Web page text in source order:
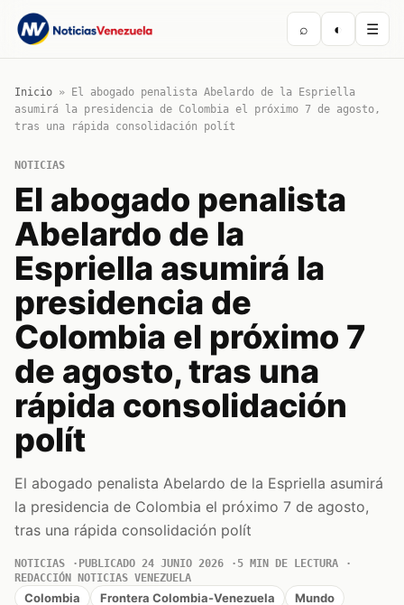
⌕ ◐ ☰
Inicio »
El abogado penalista Abelardo de la Espriella
asumirá la presidencia de Colombia el próximo 7 de agosto,
tras una rápida consolidación polít
NOTICIAS
El abogado penalista
Abelardo de la
Espriella asumirá la
presidencia de
Colombia el próximo 7
de agosto, tras una
rápida consolidación
polít
El abogado penalista Abelardo de la Espriella asumirá
la presidencia de Colombia el próximo 7 de agosto,
tras una rápida consolidación polít
NOTICIAS PUBLICADO 24 JUNIO 2026
5 MIN DE LECTURA
REDACCIÓN NOTICIAS VENEZUELA
Colombia Frontera Colombia-Venezuela
Mundo